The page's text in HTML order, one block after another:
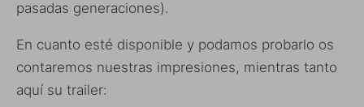
pasadas generaciones).
En cuanto esté disponible y podamos probarlo os
contaremos nuestras impresiones, mientras tanto
aquí su trailer: